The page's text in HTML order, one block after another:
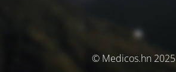
© Medicos.hn 2025